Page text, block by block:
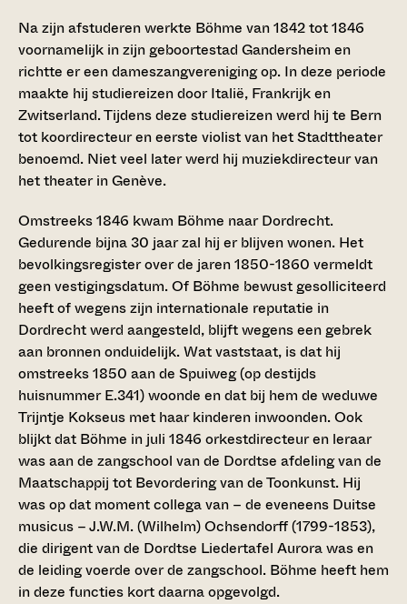
Na zijn afstuderen werkte Böhme van 1842 tot 1846
voornamelijk in zijn geboortestad Gandersheim en
richtte er een dameszangvereniging op. In deze periode
maakte hij studiereizen door Italië, Frankrijk en
Zwitserland. Tijdens deze studiereizen werd hij te Bern
tot koordirecteur en eerste violist van het Stadttheater
benoemd. Niet veel later werd hij muziekdirecteur van
het theater in Genève.
Omstreeks 1846 kwam Böhme naar Dordrecht.
Gedurende bijna 30 jaar zal hij er blijven wonen. Het
bevolkingsregister over de jaren 1850-1860 vermeldt
geen vestigingsdatum. Of Böhme bewust gesolliciteerd
heeft of wegens zijn internationale reputatie in
Dordrecht werd aangesteld, blijft wegens een gebrek
aan bronnen onduidelijk. Wat vaststaat, is dat hij
omstreeks 1850 aan de Spuiweg (op destijds
huisnummer E.341) woonde en dat bij hem de weduwe
Trijntje Kokseus met haar kinderen inwoonden. Ook
blijkt dat Böhme in juli 1846 orkestdirecteur en leraar
was aan de zangschool van de Dordtse afdeling van de
Maatschappij tot Bevordering van de Toonkunst. Hij
was op dat moment collega van – de eveneens Duitse
musicus – J.W.M. (Wilhelm) Ochsendorff (1799-1853),
die dirigent van de Dordtse Liedertafel Aurora was en
de leiding voerde over de zangschool. Böhme heeft hem
in deze functies kort daarna opgevolgd.